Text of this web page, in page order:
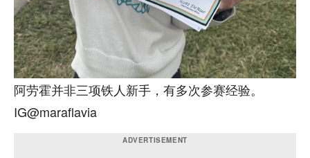
阿劳霍并非三项铁人新手，有多次参赛经验。
IG@maraflavia